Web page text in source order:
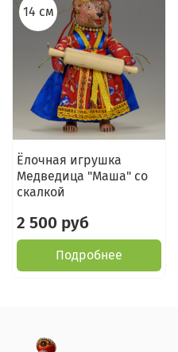
14 см
Ёлочная игрушка
Медведица "Маша" со
скалкой
2 500 руб
Подробнее